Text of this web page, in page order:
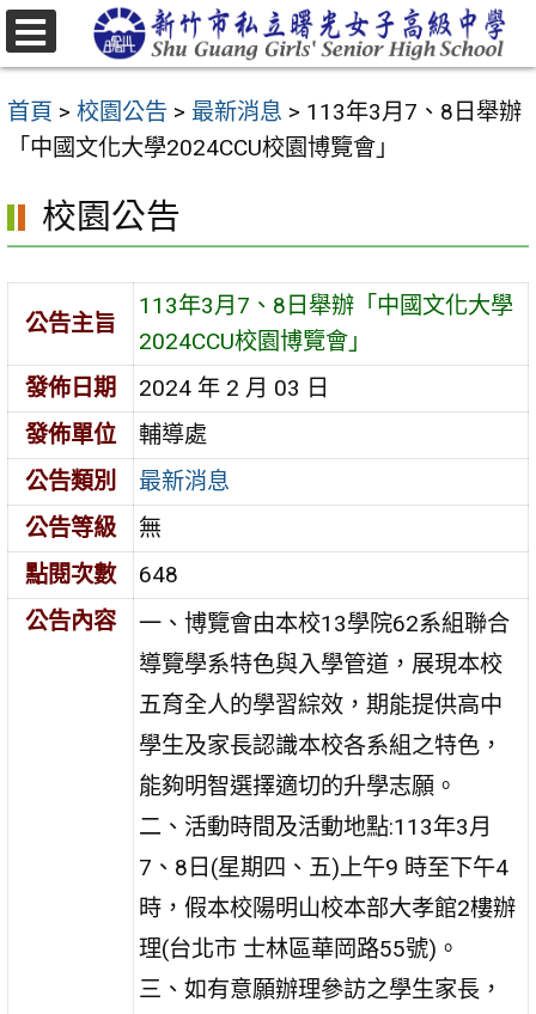
跳
至
要
區
首頁 > 校園公告 > 最新消息 > 113年3月7、8日舉辦
「中國文化大學2024CCU校園博覽會」
校園公告
公告主旨
113年3月7、8日舉辦「中國文化大學
2024CCU校園博覽會」
發佈日期
2024 年 2 月 03 日
發佈單位
輔導處
公告類別
最新消息
公告等級
無
點閱次數
648
公告內容
一、博覽會由本校13學院62系組聯合
導覽學系特色與入學管道，展現本校
五育全人的學習綜效，期能提供高中
學生及家長認識本校各系組之特色，
能夠明智選擇適切的升學志願。
二、活動時間及活動地點:113年3月
7、8日(星期四、五)上午9 時至下午4
時，假本校陽明山校本部大孝館2樓辦
理(台北市 士林區華岡路55號)。
三、如有意願辦理參訪之學生家長，
選
單